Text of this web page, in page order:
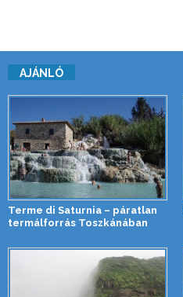
AJÁNLÓ
Terme di Saturnia – páratlan
termálforrás Toszkánában